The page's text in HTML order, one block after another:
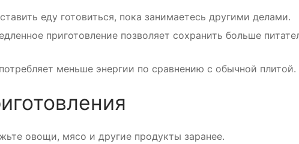
еду готовиться, пока занимаетесь другими делами.
приготовление позволяет сохранить больше
меньше энергии по сравнению с обычной плитой.
овощи, мясо и другие продукты заранее.